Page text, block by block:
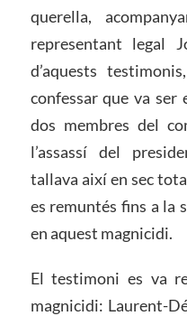
querella,
representant legal
d’aquests
confessar que va
dos membres del
l’assassí del
tallava així en sec
es remuntés fins a la
en aquest magnicidi.
El testimoni es va
magnicidi: Laurent-